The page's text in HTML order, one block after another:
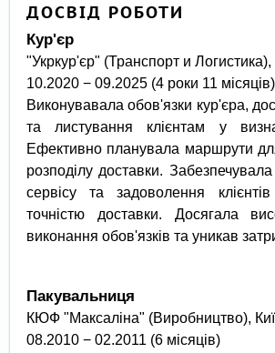
ДОСВІД РОБОТИ
Кур'єр
"Укркур'єр" (Транспорт и Логистика),
10.2020 − 09.2025 (4 роки 11 місяців)
Виконувавала обов'язки кур'єра,
та листування клієнтам у
Ефективно планувала маршрути
розподілу доставки.
сервісу та задоволення
точністю доставки. Досягала
виконання обов'язків та уникав
Пакувальниця
КЮФ "Максаліна" (Виробництво),
08.2010 − 02.2011 (6 місяців)